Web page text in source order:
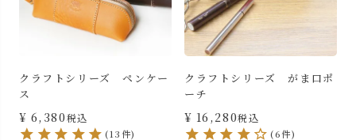
クラフトシリーズ ペンケー
ス
¥ 6,380税込
(13件)
クラフトシリーズ がま口ポ
ーチ
¥ 16,280税込
(6件)